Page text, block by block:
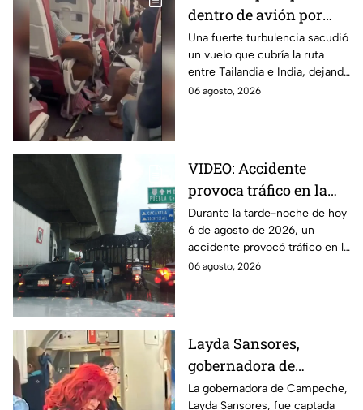
dentro de avión por
turbulencia en el aire
en India; reportan 17
pasajeros lesionados
Una fuerte turbulencia sacudió
un vuelo que cubría la ruta
entre Tailandia e India, dejando
a personas lesionadas. El
06 agosto, 2026
VIDEO: Accidente
provoca tráfico en la
autopista México-
Puebla HOY
Durante la tarde-noche de hoy
6 de agosto de 2026, un
accidente provocó tráfico en la
autopista México-Puebla. Aquí
06 agosto, 2026
Layda Sansores,
gobernadora de
Campeche, fue captada
La gobernadora de Campeche,
Layda Sansores, fue captada